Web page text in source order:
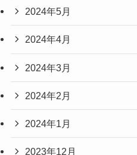
2024年5月
2024年4月
2024年3月
2024年2月
2024年1月
2023年12月